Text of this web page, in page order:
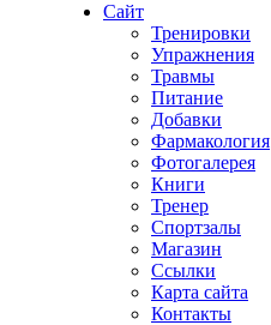
Сайт
Тренировки
Упражнения
Травмы
Питание
Добавки
Фармакология
Фотогалерея
Книги
Тренер
Спортзалы
Магазин
Ссылки
Карта сайта
Контакты